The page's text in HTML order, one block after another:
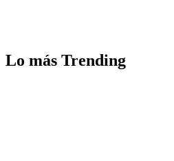
Lo más Trending